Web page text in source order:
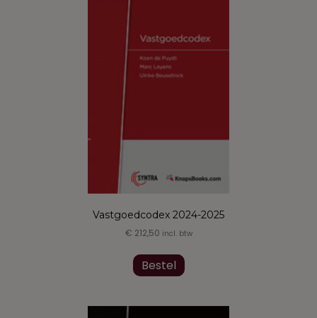
Vastgoedcodex 2024-2025
€ 212,50 incl. btw
Bestel product
heeft
variaties.